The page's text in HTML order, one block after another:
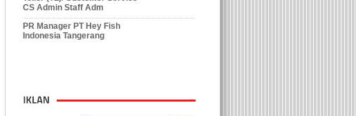
CS Admin Staff Adm
PR Manager PT Hey Fish
Indonesia Tangerang